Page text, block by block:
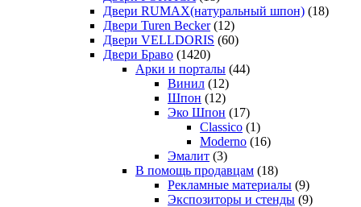
Двери RUMAX(натуральный шпон) (18)
Двери Turen Becker (12)
Двери VELLDORIS (60)
Двери Браво (1420)
Арки и порталы (44)
Винил (12)
Шпон (12)
Эко Шпон (17)
Classico (1)
Moderno (16)
Эмалит (3)
В помощь продавцам (18)
Рекламные материалы (9)
Экспозиторы и стенды (9)